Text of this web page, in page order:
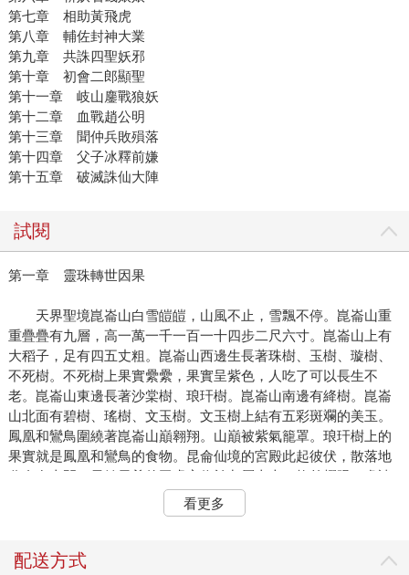
第七章 相助黃飛虎
第八章 輔佐封神大業
第九章 共誅四聖妖邪
第十章 初會二郎顯聖
第十一章 岐山鏖戰狼妖
第十二章 血戰趙公明
第十三章 聞仲兵敗殞落
第十四章 父子冰釋前嫌
第十五章 破滅誅仙大陣
試閱
第一章 靈珠轉世因果
天界聖境崑崙山白雪皚皚，山風不止，雪飄不停。崑崙山重
重疊疊有九層，高一萬一千一百一十四步二尺六寸。崑崙山上有
大稻子，足有四五丈粗。崑崙山西邊生長著珠樹、玉樹、璇樹、
不死樹。不死樹上果實纍纍，果實呈紫色，人吃了可以長生不
老。崑崙山東邊長著沙棠樹、琅玕樹。崑崙山南邊有絳樹。崑崙
山北面有碧樹、瑤樹、文玉樹。文玉樹上結有五彩斑斕的美玉。
鳳凰和鸞鳥圍繞著崑崙山巔翱翔。山巔被紫氣籠罩。琅玕樹上的
果實就是鳳凰和鸞鳥的食物。昆侖仙境的宮殿此起彼伏，散落地
分布在山間。元始天尊的玉虛宮位於九層山上，格外耀眼，處諸
端之上，頂負圓光，身披七十二色道袍，手執紅色寶珠，左手虛
看更多
配送方式